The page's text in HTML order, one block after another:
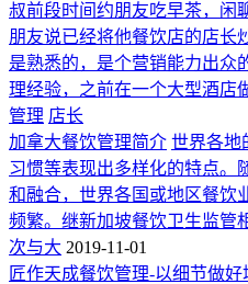
叔前段时间约朋友吃早茶，闲
朋友说已经将他餐饮店的店长
是熟悉的，是个营销能力出众
理经验，之前在一个大型酒店
管理 店长
加拿大餐饮管理简介 世界各地
习惯等表现出多样化的特点。
和融合，世界各国或地区餐饮
频繁。继新加坡餐饮卫生监管
次与大 2019-11-01
匠作天成餐饮管理-以细节做